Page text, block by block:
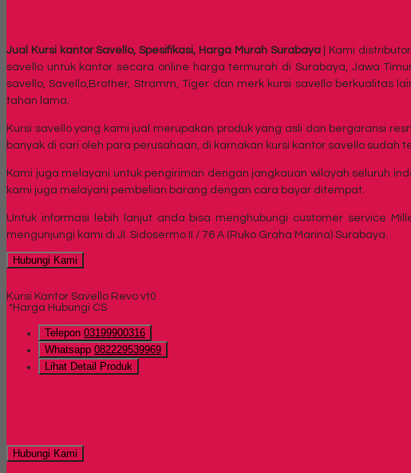
Jual Kursi kantor Savello, Spesifikasi, Harga Murah Surabaya| Kami
savello untuk kantor secara online harga termurah di Surabaya, Jawa
savello, Savello,Brother, Stramm, Tiger dan merk kursi savello berkualitas
tahan lama.
Kursi savello yang kami jual merupakan produk yang asli dan bergaransi
banyak di cari oleh para perusahaan, di karnakan kursi kantor savello
Kami juga melayani untuk pengiriman dengan jangkauan wilayah seluruh
kami juga melayani pembelian barang dengan cara bayar ditempat.
Untuk informasi lebih lanjut anda bisa menghubungi customer service
mengunjungi kami di Jl. Sidosermo II / 76 A (Ruko Graha Marina) Surabaya.
Hubungi Kami
Kursi Kantor Savello Revo vt0
*Harga Hubungi CS
Telepon 03199900316
Whatsapp 082229539969
Lihat Detail Produk
Hubungi Kami